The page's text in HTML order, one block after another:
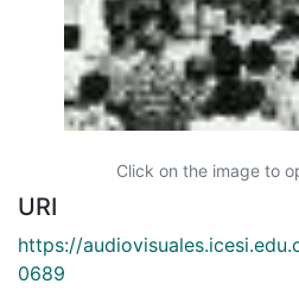
Click on the image to
URI
https://
0689